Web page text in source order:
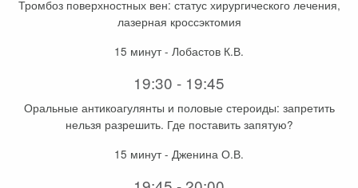
Тромбоз поверхностных вен: статус хирургического лечения,
лазерная кроссэктомия
15 минут - Лобастов К.В.
19:30 - 19:45
Оральные антикоагулянты и половые стероиды: запретить
нельзя разрешить. Где поставить запятую?
15 минут - Дженина О.В.